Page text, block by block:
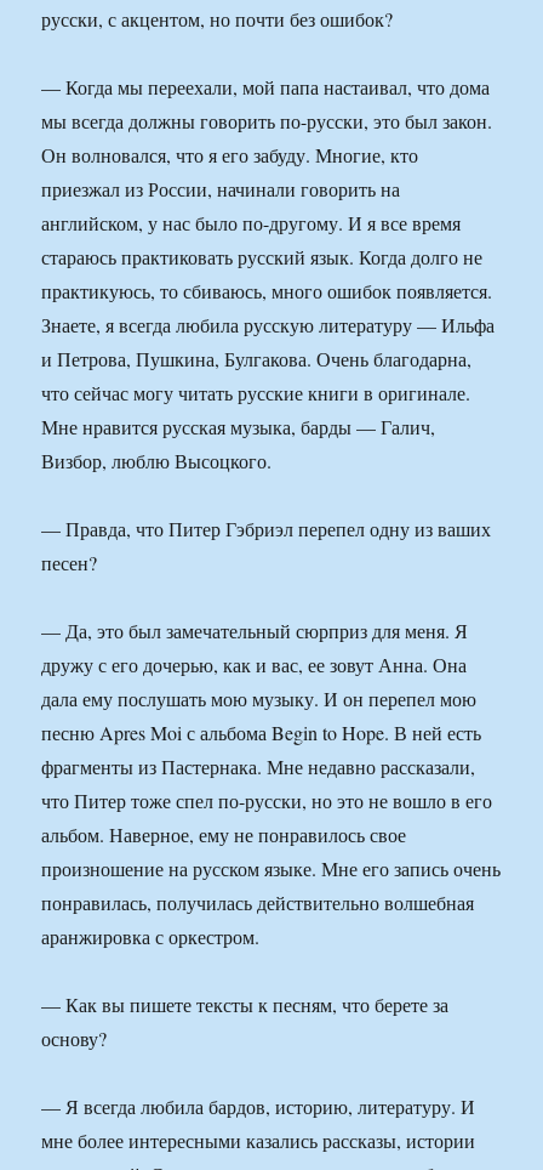
русски, с акцентом, но почти без ошибок?
— Когда мы переехали, мой папа настаивал, что дома
мы всегда должны говорить по-русски, это был закон.
Он волновался, что я его забуду. Многие, кто
приезжал из России, начинали говорить на
английском, у нас было по-другому. И я все время
стараюсь практиковать русский язык. Когда долго не
практикуюсь, то сбиваюсь, много ошибок появляется.
Знаете, я всегда любила русскую литературу — Ильфа
и Петрова, Пушкина, Булгакова. Очень благодарна,
что сейчас могу читать русские книги в оригинале.
Мне нравится русская музыка, барды — Галич,
Визбор, люблю Высоцкого.
— Правда, что Питер Гэбриэл перепел одну из ваших
песен?
— Да, это был замечательный сюрприз для меня. Я
дружу с его дочерью, как и вас, ее зовут Анна. Она
дала ему послушать мою музыку. И он перепел мою
песню Apres Moi с альбома Begin to Hope. В ней есть
фрагменты из Пастернака. Мне недавно рассказали,
что Питер тоже спел по-русски, но это не вошло в его
альбом. Наверное, ему не понравилось свое
произношение на русском языке. Мне его запись очень
понравилась, получилась действительно волшебная
аранжировка с оркестром.
— Как вы пишете тексты к песням, что берете за
основу?
— Я всегда любила бардов, историю, литературу. И
мне более интересными казались рассказы, истории